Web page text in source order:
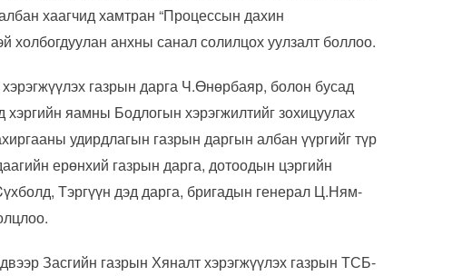
хаагчид хамтран “Процессын дахин
холбогдуулан анхны санал солилцох уулзалт боллоо.
газрын дарга Ч.Өнөрбаяр, болон бусад
хэргийн яамны Бодлогын хэрэгжилтийг зохицуулах
удирдлагын газрын даргын албан үүргийг түр
ерөнхий газрын дарга, дотоодын цэргийн
Тэргүүн дэд дарга, бригадын генерал Ц.Ням-
Засгийн газрын Хяналт хэрэгжүүлэх газрын ТСБ-